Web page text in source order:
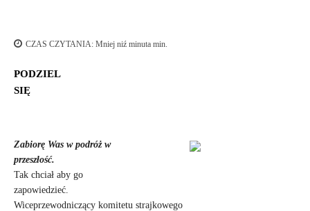
CZAS CZYTANIA: Mniej niź minuta min.
PODZIEL
SIĘ
Zabiorę Was w podróż w
przeszłość.
Tak chciał aby go
zapowiedzieć.
Wiceprzewodniczący komitetu strajkowego